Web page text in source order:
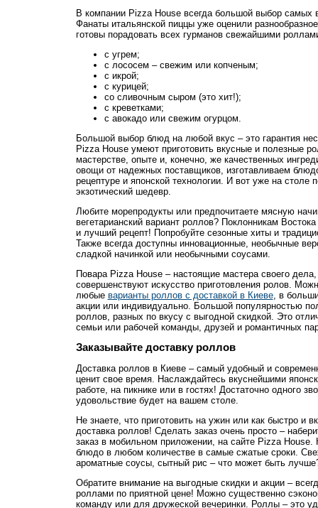
В компании Pizza House всегда большой выбор самых
Фанаты итальянской пиццы уже оценили
готовы порадовать всех гурманов свежайшими
с угрем;
с лососем – свежим или копченым;
с икрой;
с курицей;
со сливочным сыром (это хит!);
с креветками;
с авокадо или свежим огурцом.
Большой выбор блюд на любой вкус – это гарантия
Pizza House умеют приготовить вкусные и полезные
мастерстве, опыте и, конечно, же качественных
овощи от надежных поставщиков, изготавливаем
рецептуре и японской технологии. И вот уже на столе
экзотический шедевр.
Любите морепродукты или предпочитаете мясную
вегетарианский вариант роллов? Поклонникам
и лучший рецепт! Попробуйте сезонные хиты и
Также всегда доступны инновационные, необычные
сладкой начинкой или необычными соусами.
Повара Pizza House – настоящие мастера своего дела,
совершенствуют искусство приготовления ролов.
любые варианты роллов с доставкой в Киеве, в
акции или индивидуально. Большой популярностью
роллов, разных по вкусу с выгодной скидкой. Это
семьи или рабочей команды, друзей и романтичных
Заказывайте доставку роллов
Доставка роллов в Киеве – самый удобный и
ценит свое время. Наслаждайтесь вкуснейшими
работе, на пикнике или в гостях! Достаточно одного
удовольствие будет на вашем столе.
Не знаете, что приготовить на ужин или как быстро и
доставка роллов! Сделать заказ очень просто –
заказ в мобильном приложении, на сайте Pizza House.
блюдо в любом количестве в самые сжатые сроки.
ароматные соусы, сытный рис – что может быть
Обратите внимание на выгодные скидки и акции –
роллами по приятной цене! Можно существенно
команду или для дружеской вечеринки. Роллы – это